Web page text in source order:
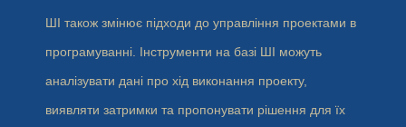
ШІ також змінює підходи до управління проектами в
програмуванні. Інструменти на базі ШІ можуть
аналізувати дані про хід виконання проекту,
виявляти затримки та пропонувати рішення для їх